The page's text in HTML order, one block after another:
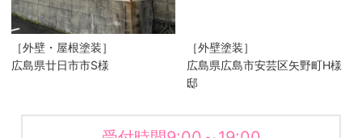
［外壁・屋根塗装］
広島県廿日市市S様
［外壁塗装］
広島県広島市安芸区矢野町H様
邸